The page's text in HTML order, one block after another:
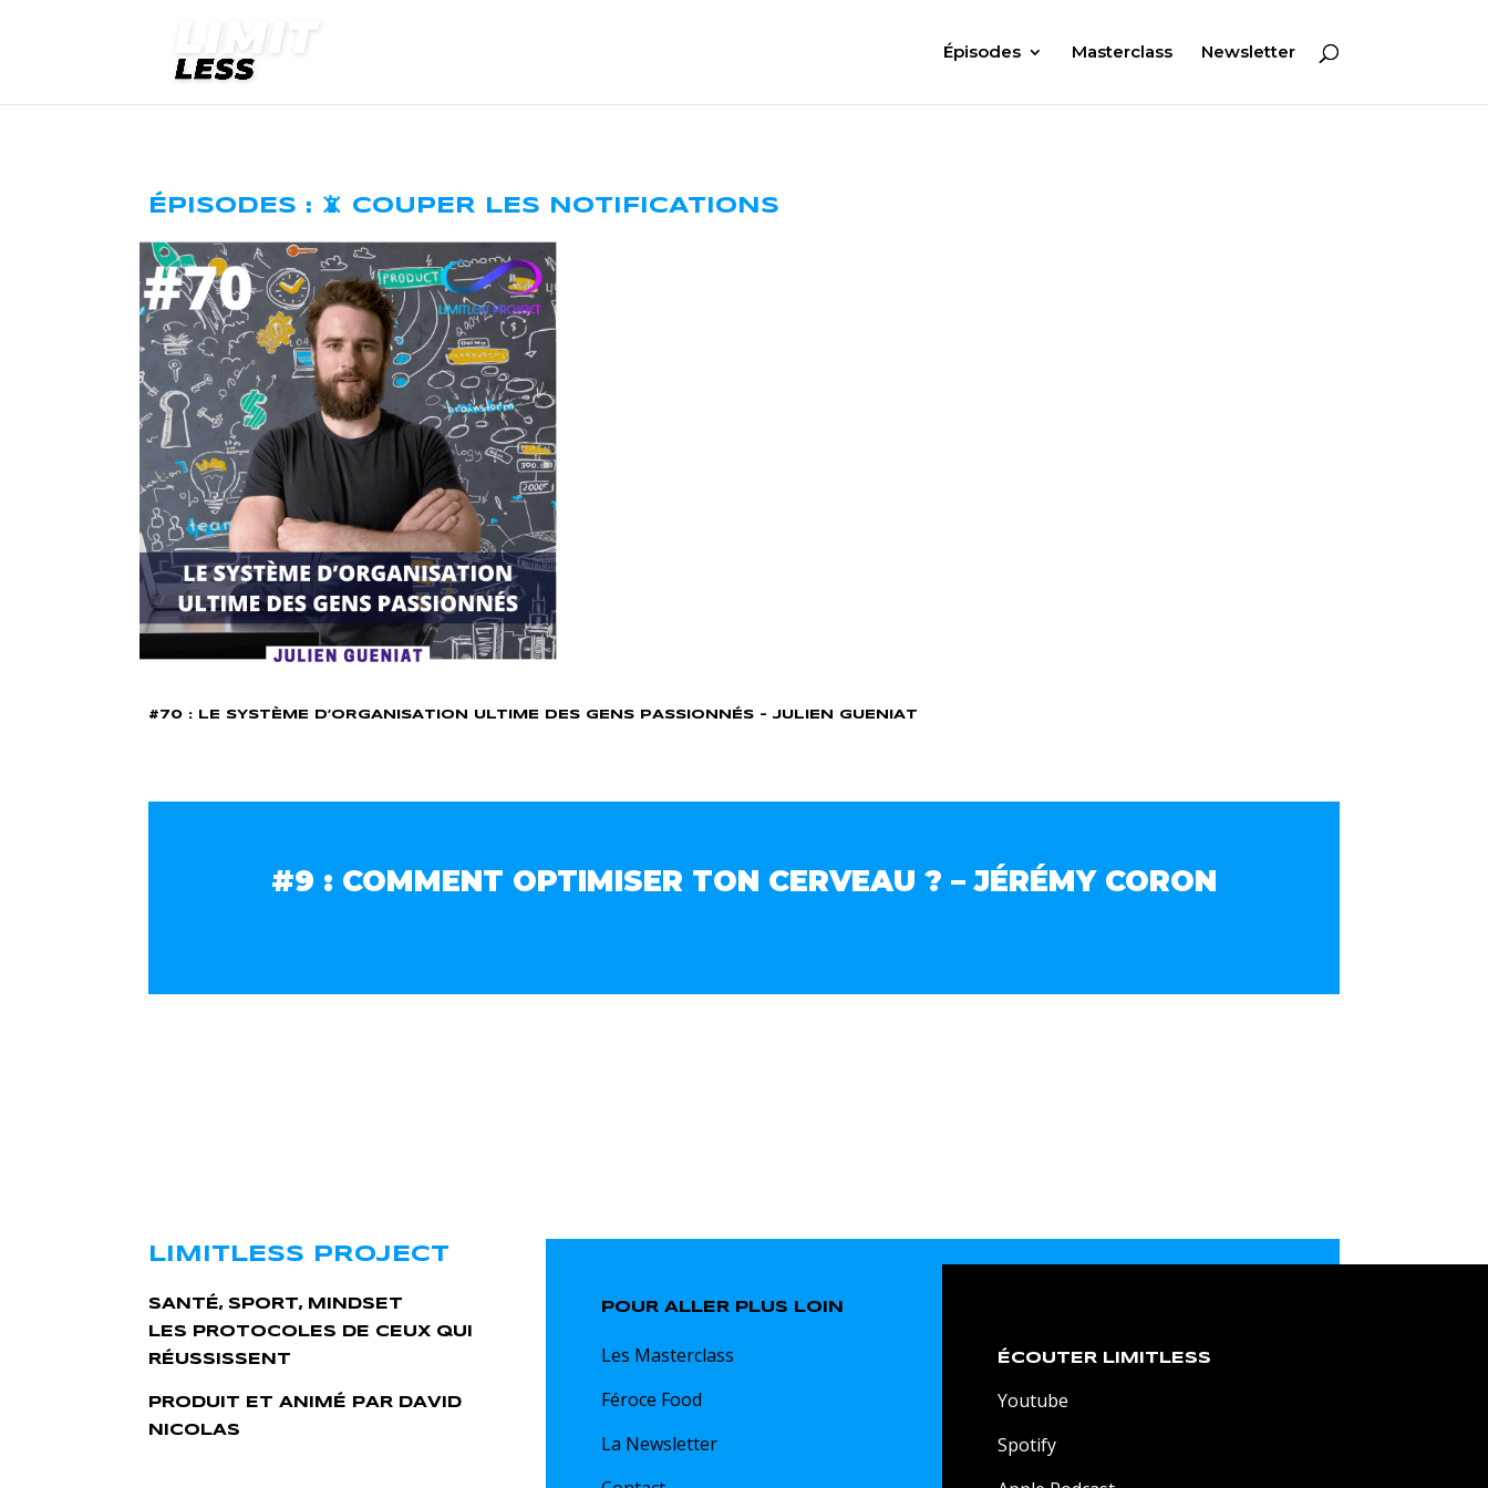
Épisodes Masterclass Newsletter
ÉPISODES : 📵 COUPER LES NOTIFICATIONS
#70 : LE SYSTÈME D’ORGANISATION ULTIME DES GENS PASSIONNÉS – JULIEN GUENIAT
#9 : COMMENT OPTIMISER TON CERVEAU ? – JÉRÉMY CORON
LIMITLESS PROJECT
SANTÉ, SPORT, MINDSET
LES PROTOCOLES DE CEUX QUI
RÉUSSISSENT
PRODUIT ET ANIMÉ PAR DAVID
NICOLAS
POUR ALLER PLUS LOIN
Les Masterclass
Féroce Food
La Newsletter
ÉCOUTER LIMITLESS
Youtube
Spotify